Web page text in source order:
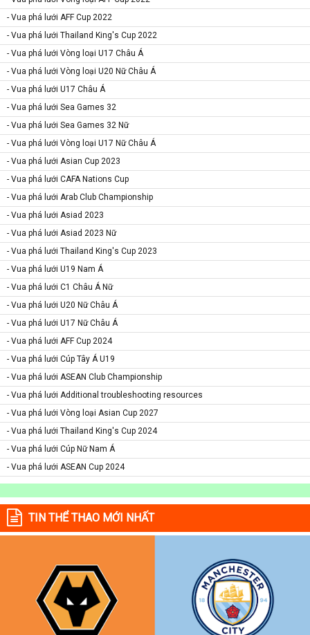
- Vua phá lưới AFF Cup 2022
- Vua phá lưới Thailand King's Cup 2022
- Vua phá lưới Vòng loại U17 Châu Á
- Vua phá lưới Vòng loại U20 Nữ Châu Á
- Vua phá lưới U17 Châu Á
- Vua phá lưới Sea Games 32
- Vua phá lưới Sea Games 32 Nữ
- Vua phá lưới Vòng loại U17 Nữ Châu Á
- Vua phá lưới Asian Cup 2023
- Vua phá lưới CAFA Nations Cup
- Vua phá lưới Arab Club Championship
- Vua phá lưới Asiad 2023
- Vua phá lưới Asiad 2023 Nữ
- Vua phá lưới Thailand King's Cup 2023
- Vua phá lưới U19 Nam Á
- Vua phá lưới C1 Châu Á Nữ
- Vua phá lưới U20 Nữ Châu Á
- Vua phá lưới U17 Nữ Châu Á
- Vua phá lưới AFF Cup 2024
- Vua phá lưới Cúp Tây Á U19
- Vua phá lưới ASEAN Club Championship
- Vua phá lưới Additional troubleshooting resources
- Vua phá lưới Vòng loại Asian Cup 2027
- Vua phá lưới Thailand King's Cup 2024
- Vua phá lưới Cúp Nữ Nam Á
- Vua phá lưới ASEAN Cup 2024
TIN THỂ THAO MỚI NHẤT